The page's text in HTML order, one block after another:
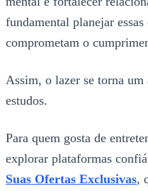
fundamental planejar
comprometam o
Assim, o lazer se torna um
estudos.
Para quem gosta de
explorar plataformas
Suas Ofertas Exclusivas,